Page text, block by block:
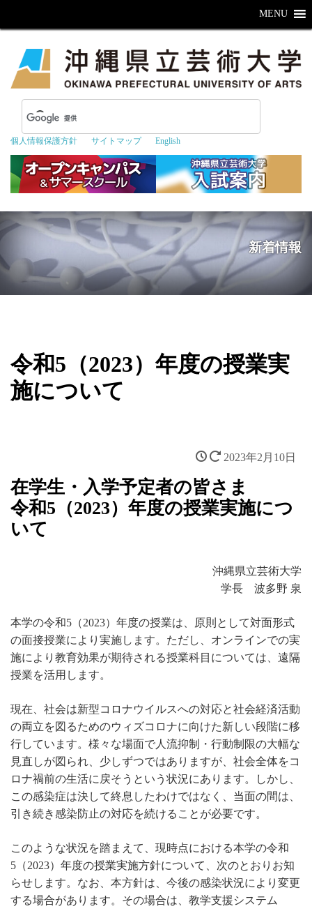
個人情報保護方針 サイトマップ English
MENU
新着情報
令和5（2023）年度の授業実
施について
2023年2月10日
在学生・入学予定者の皆さま
令和5（2023）年度の授業実施につ
いて
沖縄県立芸術大学
学長 波多野 泉
本学の令和5（2023）年度の授業は、原則として対面形式
の面接授業により実施します。ただし、オンラインでの実
施により教育効果が期待される授業科目については、遠隔
授業を活用します。
現在、社会は新型コロナウイルスへの対応と社会経済活動
の両立を図るためのウィズコロナに向けた新しい段階に移
行しています。様々な場面で人流抑制・行動制限の大幅な
見直しが図られ、少しずつではありますが、社会全体をコ
ロナ禍前の生活に戻そうという状況にあります。しかし、
この感染症は決して終息したわけではなく、当面の間は、
引き続き感染防止の対応を続けることが必要です。
このような状況を踏まえて、現時点における本学の令和
5（2023）年度の授業実施方針について、次のとおりお知
らせします。なお、本方針は、今後の感染状況により変更
する場合があります。その場合は、教学支援システム